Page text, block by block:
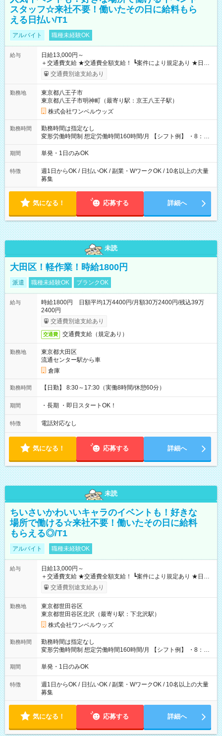
スタッフ☆来社不要！働いたその日に給料もら
える日払い/T1
アルバイト 職種未経験OK
給与
日給13,000円～
＋交通費支給 ★交通費全額支給！ ┗案件により規定あり ★日払
いOK！（規定あり） ┗働いたその日に現金GET♪ お仕事後はコ
ンビニATMから 日払い分を引き落とせます！ 【試用期間】試
交通費別途支給あり
勤務地
東京都八王子市
東京都八王子市明神町（最寄り駅：京王八王子駅）
株式会社ワンベルウッズ
勤務時間
勤務時間は指定なし
変形労働時間制 想定労働時間160時間/月 【シフト例】 ・8：00
～21：00
期間 単発・1日のみOK
特徴
週1日からOK / 日払いOK / 副業・WワークOK / 10名以上の大量
募集
気になる！ 応募する 詳細へ
未読
大田区！軽作業！時給1800円
派遣 職種未経験OK ブランクOK
給与
時給1800円 日額平均1万4400円/月額30万2400円/残込39万
2400円
交通費別途支給あり
交通費 交通費支給（規定あり）
勤務地
東京都大田区
流通センター駅から車
倉庫
勤務時間 【日勤】 8:30～17:30（実働8時間/休憩60分）
期間 ・長期 ・即日スタートOK！
特徴 電話対応なし
気になる！ 応募する 詳細へ
未読
ちいさいかわいいキャラのイベントも！好きな
場所で働ける☆来社不要！働いたその日に給料
もらえる◎/T1
アルバイト 職種未経験OK
給与
日給13,000円～
＋交通費支給 ★交通費全額支給！ ┗案件により規定あり ★日払
いOK！（規定あり） ┗働いたその日に現金GET♪ お仕事後はコ
ンビニATMから 日払い分を引き落とせます！ 【試用期間】試
交通費別途支給あり
勤務地
東京都世田谷区
東京都世田谷区北沢（最寄り駅：下北沢駅）
株式会社ワンベルウッズ
勤務時間
勤務時間は指定なし
変形労働時間制 想定労働時間160時間/月 【シフト例】 ・8：00
～21：00
期間 単発・1日のみOK
特徴
週1日からOK / 日払いOK / 副業・WワークOK / 10名以上の大量
募集
気になる！ 応募する 詳細へ